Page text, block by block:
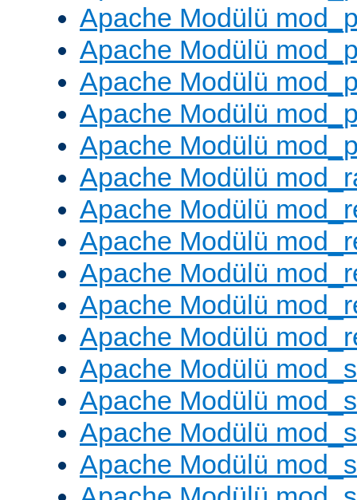
Apache Modülü
Apache Modülü
Apache Modülü
Apache Modülü
Apache Modülü
Apache Modülü
Apache Modülü
Apache Modülü
Apache Modülü
Apache Modülü
Apache Modülü
Apache Modülü
Apache Modülü
Apache Modülü
Apache Modülü